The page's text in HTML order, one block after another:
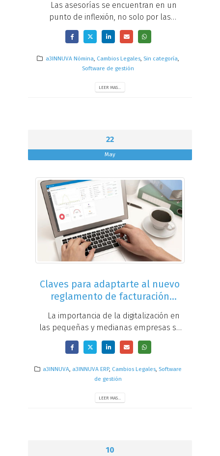
Las asesorías se encuentran en un
punto de inflexión, no solo por las
exigencias crecientes del área de
facturación, sino por el verdadero
el ámbito laboral. Y como siempre, quien
a3INNUVA Nómina, Cambios Legales, Sin categoría,
Software de gestión
LEER MAS...
22
May
Claves para adaptarte al nuevo
reglamento de facturación
La importancia de la digitalización en
las pequeñas y medianas empresas se
ha visto acelerada en los últimos
tiempos debido a distintos factores. Si
hojas de cálculo, en esta sesión
a3INNUVA, a3INNUVA ERP,Cambios Legales, Software
de gestión
LEER MAS...
10